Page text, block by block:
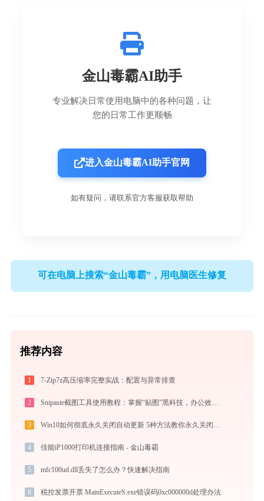
金山毒霸AI助手
专业解决日常使用电脑中的各种问题，让
您的日常工作更顺畅
进入金山毒霸AI助手官网
如有疑问，请联系官方客服获取帮助
可在电脑上搜索“金山毒霸”，用电脑医生修复
推荐内容
1 7-Zip7z高压缩率完整实战：配置与异常排查
2
3
4 佳能iP1000打印机连接指南 - 金山毒霸
5 mfc100ud.dll丢失了怎么办？快速解决指南
6 税控发票开票 MainExecuteS.exe错误码0xc000000d处理办法